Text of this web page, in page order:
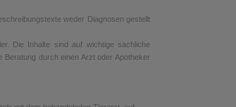
weder Diagnosen gestellt
Die Inhalte sind auf wichtige sachliche
durch einen Arzt oder Apotheker